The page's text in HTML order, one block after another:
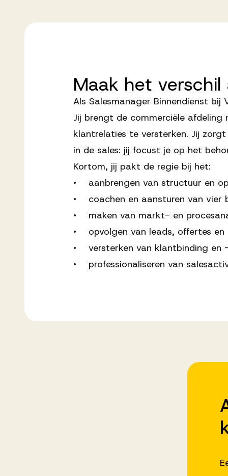
Maak het verschil
Als Salesmanager Binnendienst
Jij brengt de commerciële afdeling
klantrelaties te versterken. Jij
in de sales: jij focust je op het
Kortom, jij pakt de regie bij het:
• aanbrengen van structuur en
• coachen en aansturen van vier
• maken van markt- en
• opvolgen van leads, offertes
• versterken van klantbinding en
• professionaliseren van